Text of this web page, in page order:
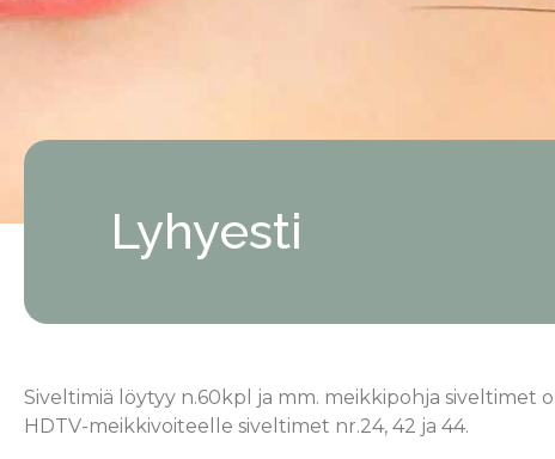
Lyhyesti
Siveltimiä löytyy n.60kpl ja mm. meikkipohja
HDTV-meikkivoiteelle siveltimet nr.24, 42 ja 44.